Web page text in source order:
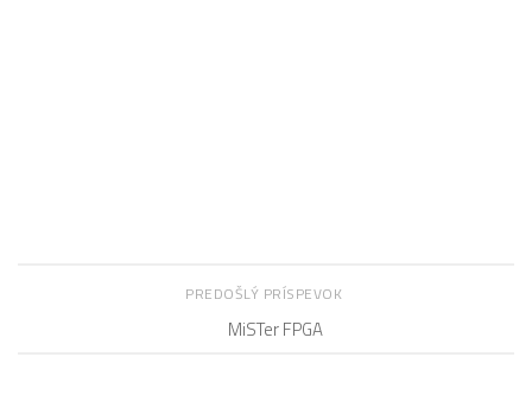
PREDOŠLÝ PRÍSPEVOK
MiSTer FPGA